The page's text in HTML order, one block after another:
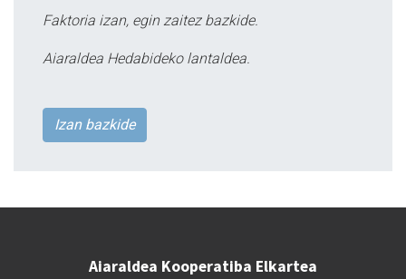
Faktoria izan, egin zaitez bazkide.
Aiaraldea Hedabideko lantaldea.
Izan bazkide
Aiaraldea Kooperatiba Elkartea